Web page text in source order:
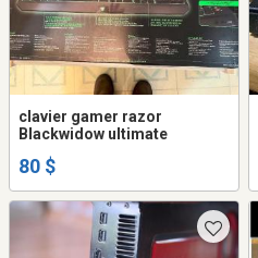
clavier gamer razor
Blackwidow ultimate
80 $